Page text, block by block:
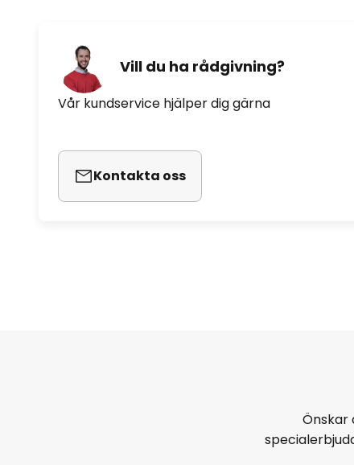
Vill du ha rådgivning?
Vår kundservice hjälper dig gärna
Kontakta oss
Önskar